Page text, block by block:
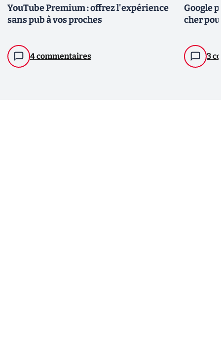
YouTube Premium : offrez l'expérience
sans pub à vos proches
4 commentaires
Google
cher
3